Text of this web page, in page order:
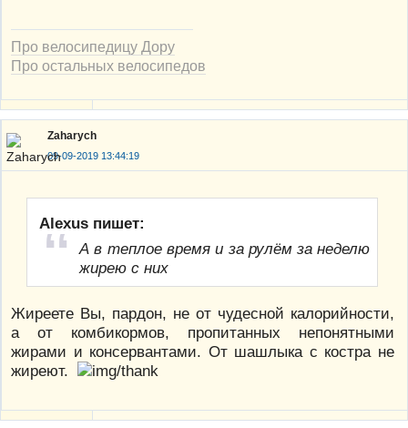
Про велосипедицу Дору
Про остальных велосипедов
Zaharych
09-09-2019 13:44:19
Alexus пишет:
А в теплое время и за рулём за неделю
жирею с них
Жиреете Вы, пардон, не от чудесной калорийности,
а от комбикормов, пропитанных непонятными
жирами и консервантами. От шашлыка с костра не
жиреют.